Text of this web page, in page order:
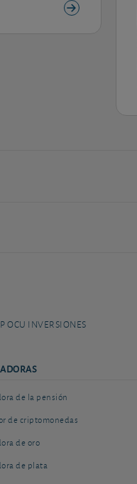
OCU INVERSIONES
de la pensión
de criptomonedas
de oro
de plata